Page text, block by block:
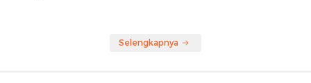
Selengkapnya